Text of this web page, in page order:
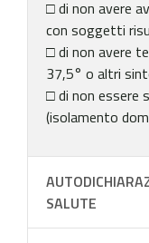
□ di non avere
con soggetti
□ di non avere
37,5° o altri
□ di non essere
(isolamento
SALUTE